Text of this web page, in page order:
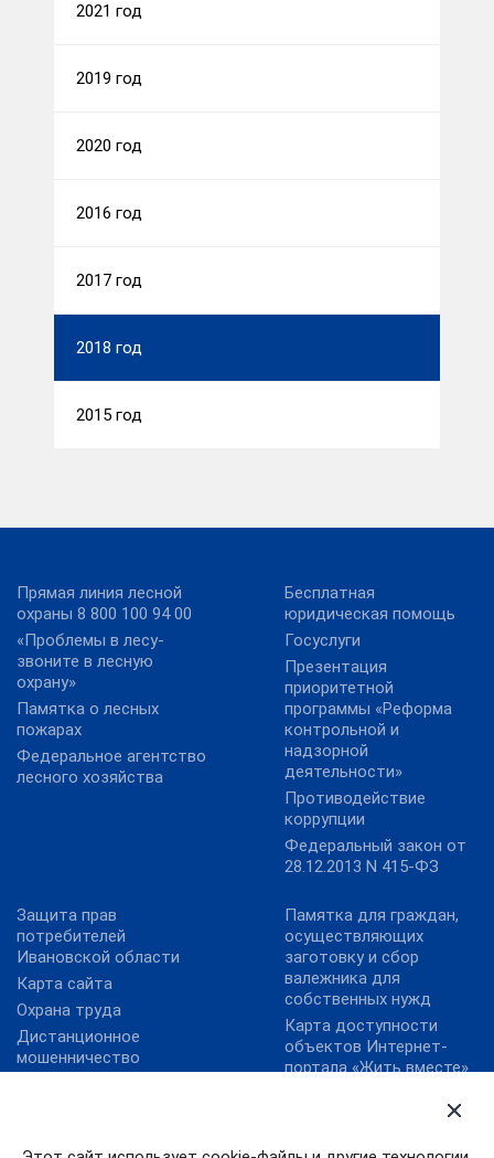
2021 год
2019 год
2020 год
2016 год
2017 год
2018 год
2015 год
Прямая линия лесной
охраны 8 800 100 94 00
«Проблемы в лесу-
звоните в лесную
охрану»
Памятка о лесных
пожарах
Федеральное агентство
лесного хозяйства
Бесплатная
юридическая помощь
Госуслуги
Презентация
приоритетной
программы «Реформа
контрольной и
надзорной
деятельности»
Противодействие
коррупции
Федеральный закон от
28.12.2013 N 415-ФЗ
Защита прав
потребителей
Ивановской области
Карта сайта
Охрана труда
Дистанционное
мошенничество
Памятка для граждан,
осуществляющих
заготовку и сбор
валежника для
собственных нужд
Карта доступности
объектов Интернет-
портала «Жить вместе»